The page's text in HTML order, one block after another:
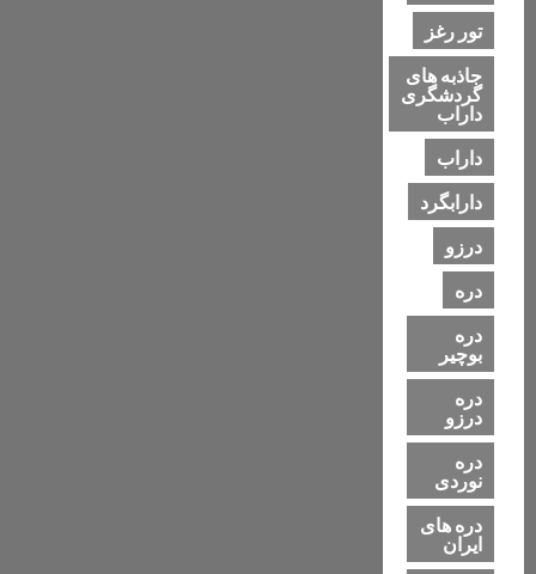
تور رغز
جاذبه های
گردشگری
داراب
داراب
دارابگرد
درزو
دره
دره
بوچیر
دره
درزو
دره
نوردی
دره های
ایران